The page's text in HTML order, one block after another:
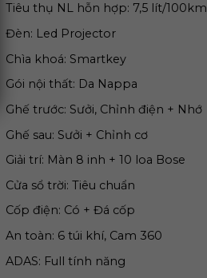
Tiêu thụ NL hỗn hợp: 7,5 lít/100km
Đèn: Led Projector
Chìa khoá: Smartkey
Gói nội thất: Da Nappa
Ghế trước: Sưởi, Chỉnh điện + Nhớ
Ghế sau: Sưởi + Chỉnh cơ
Giải trí: Màn 8 inh + 10 loa Bose
Cửa sổ trời: Tiêu chuẩn
Cốp điện: Có + Đá cốp
An toàn: 6 túi khí, Cam 360
ADAS: Full tính năng